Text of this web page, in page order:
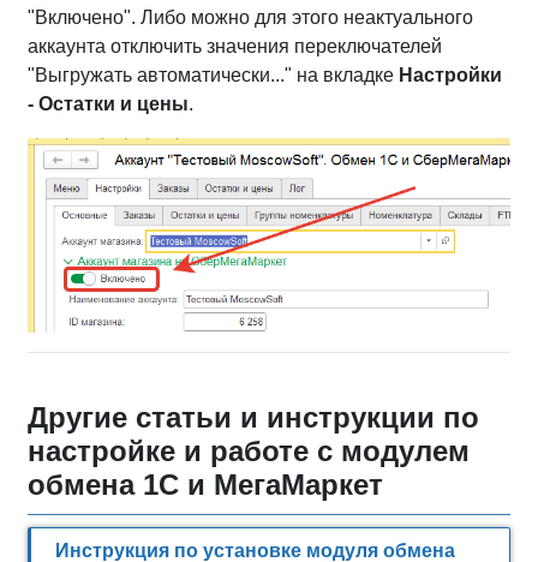
"Включено". Либо можно для этого неактуального
аккаунта отключить значения переключателей
"Выгружать автоматически..." на вкладке Настройки
- Остатки и цены.
Другие статьи и инструкции по
настройке и работе с модулем
обмена 1С и МегаМаркет
Инструкция по установке модуля обмена